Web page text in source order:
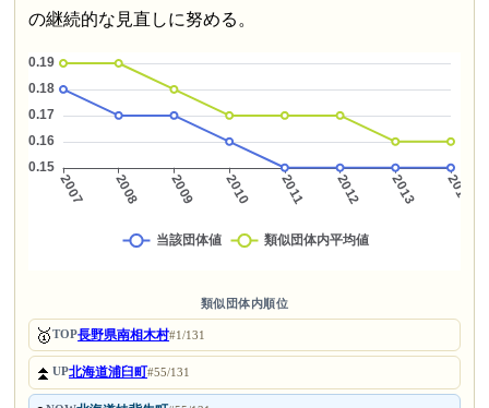
の継続的な見直しに努める。
類似団体内順位
🥇TOP長野県南相木村#1/131
⏫UP北海道浦臼町#55/131